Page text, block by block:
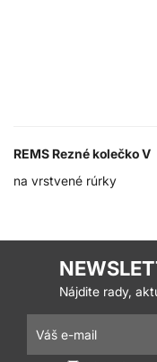
REMS Rezné kolečko V
na vrstvené rúrky
Nájdite rady,